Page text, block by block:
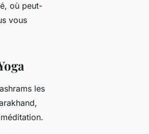
où peut-
vous
les